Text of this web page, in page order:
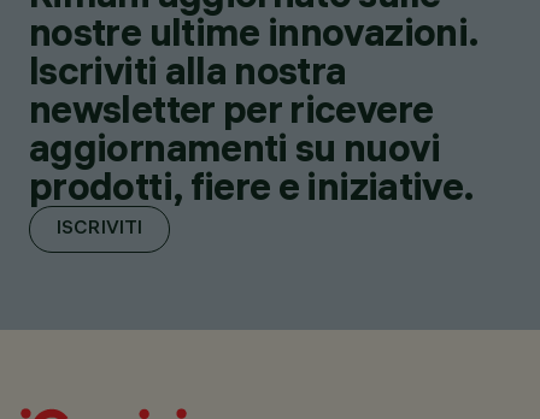
nostre ultime innovazioni.
Iscriviti alla nostra
newsletter per ricevere
aggiornamenti su nuovi
prodotti, fiere e iniziative.
ISCRIVITI